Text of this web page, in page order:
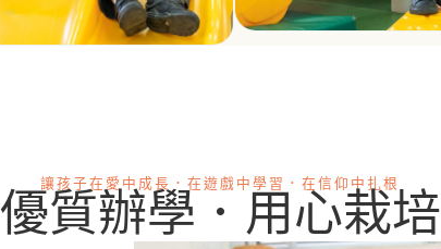
讓孩子在愛中成長．在遊戲中學習．在信仰中扎根
優質辦學．用心栽培